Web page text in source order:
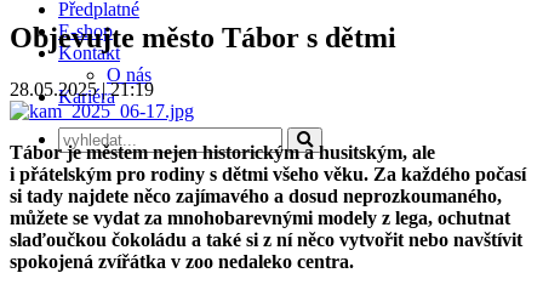
Předplatné
E-shop
Kontakt
O nás
Kariéra
Objevujte město Tábor s dětmi
28.05.2025 | 21:19
Tábor je městem nejen historickým a husitským, ale
i přátelským pro rodiny s dětmi všeho věku. Za každého počasí
si tady najdete něco zajímavého a dosud neprozkoumaného,
můžete se vydat za mnohobarevnými modely z lega, ochutnat
slaďoučkou čokoládu a také si z ní něco vytvořit nebo navštívit
spokojená zvířátka v zoo nedaleko centra.